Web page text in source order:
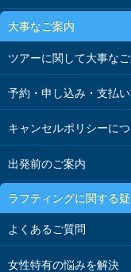
大事なご案内
ツアーに関して大事な
予約・申し込み・支払
キャンセルポリシーに
出発前のご案内
ラフティングに関する
よくあるご質問
女性特有の悩みを解決